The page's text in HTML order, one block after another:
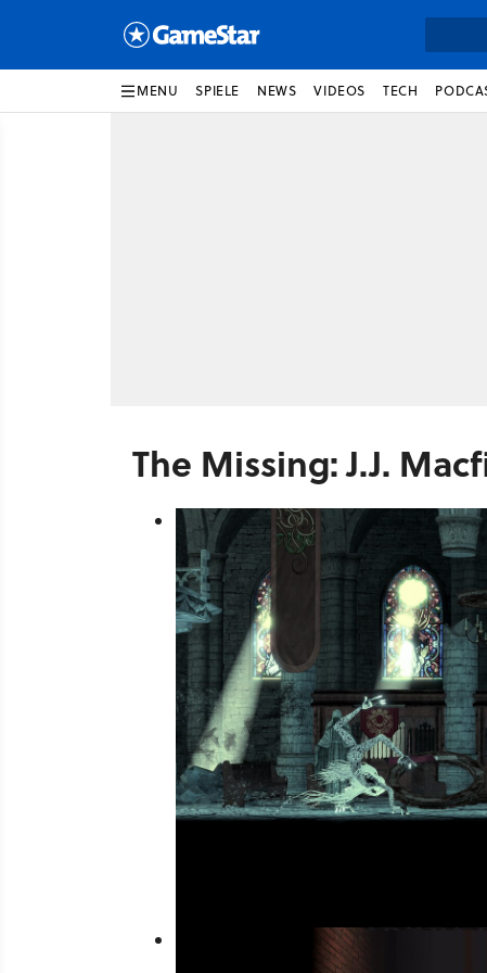
MENU SPIELE NEWS VIDEOS TECH
The Missing: J.J.